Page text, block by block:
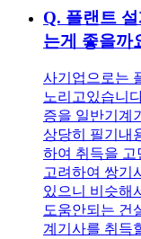
Q. 플랜트
는게 좋을까
사기업으로는
노리고있습니
증을 일반기계
상당히 필기내
하여 취득을 고
고려하여 쌍기
있으니 비슷해
도움안되는 건
계기사를 취득